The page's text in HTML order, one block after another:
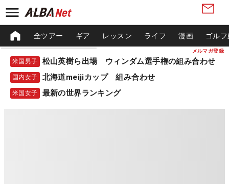
メルマガ登録
全ツアー ギア レッスン ライフ 漫画 ゴル
米国男子 松山英樹ら出場 ウィンダム選手権の組み合わせ
国内女子 北海道meijiカップ 組み合わせ
米国女子 最新の世界ランキング